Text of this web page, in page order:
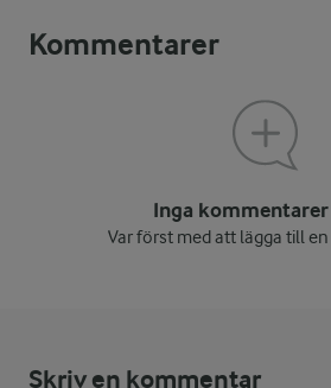
Kommentarer
Inga
Var först med att lägga till
Skriv en kommentar